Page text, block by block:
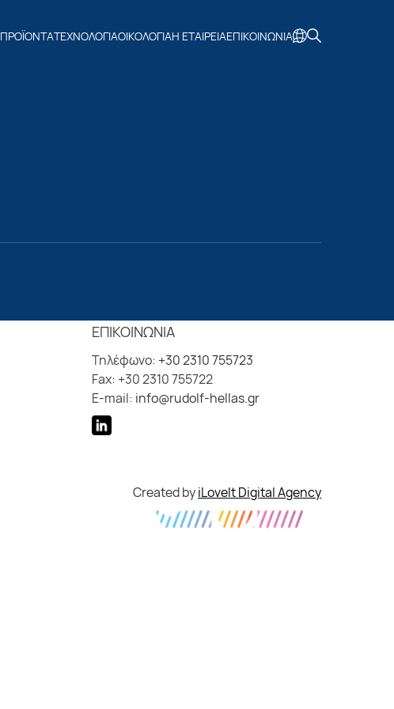
ΠΡΟΪΟΝΤΑΤΕΧΝΟΛΟΓΙΑΟΙΚΟΛΟΓΙΑΗ ΕΤΑΙΡΕΙΑΕΠΙΚΟΙΝΩΝΙΑ
ΕΠΙΚΟΙΝΩΝΙΑ
Τηλέφωνο: +30 2310 755723
Fax: +30 2310 755722
E-mail: info@rudolf-hellas.gr
Created byiLoveIt Digital Agency